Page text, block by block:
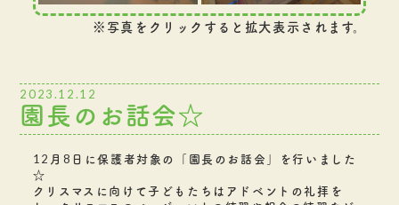
※写真をクリックすると拡大表示されます。
2023.12.12
園長のお話会☆
12月8日に保護者対象の「園長のお話会」を行いました
☆
クリスマスに向けて子どもたちはアドベントの礼拝を